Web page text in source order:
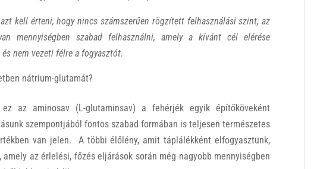
kell érteni, hogy nincs számszerűen rögzített felhasználási szint, az
mennyiségben szabad felhasználni, amely a kívánt cél elérése
nem vezeti félre a fogyasztót.
nátrium-glutamát?
az aminosav (L-glutaminsav) a fehérjék egyik építőköveként
szempontjából fontos szabad formában is teljesen természetes
van jelen. A többi élőlény, amit táplálékként elfogyasztunk,
az érlelési, főzés eljárások során még nagyobb mennyiségben